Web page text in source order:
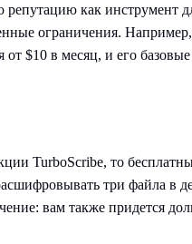
как инструмент
ограничения.
от $10 в месяц, и его
TurboScribe, то
три файла в
вам также придется